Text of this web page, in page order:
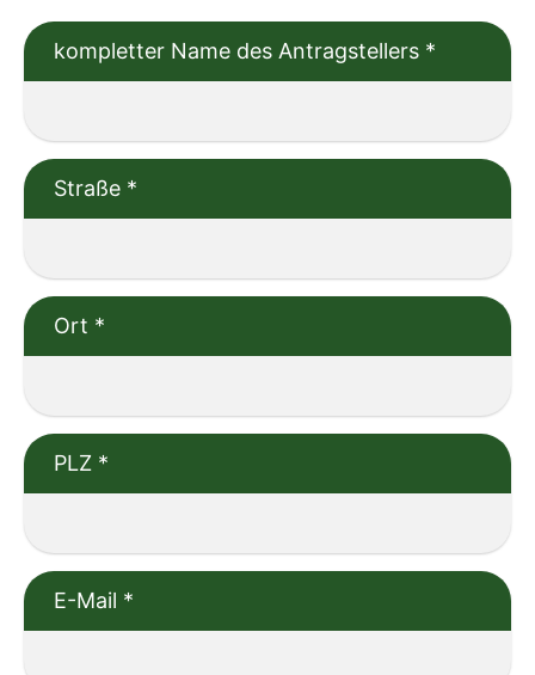
kompletter Name des Antragstellers *
Straße *
Ort *
PLZ *
E-Mail *